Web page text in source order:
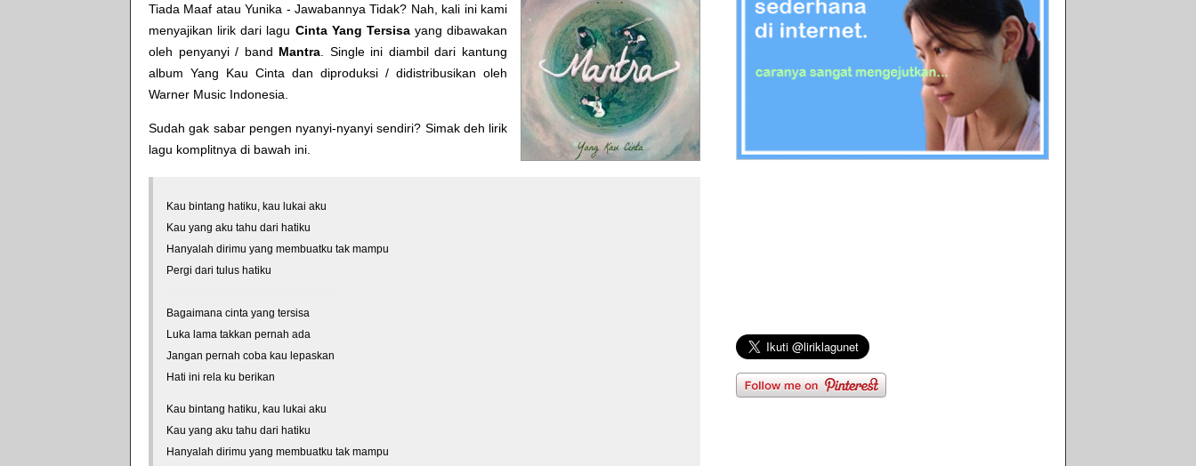
Tiada Maaf atauYunika - Jawabannya Tidak? Nah, kali ini kami
menyajikan lirik dari lagu Cinta Yang Tersisayang dibawakan
oleh penyanyi / band Mantra . Single ini diambil dari kantung
album Yang Kau Cinta dan diproduksi / didistribusikan oleh
Warner Music Indonesia
Sudah gak sabar pengen nyanyi-nyanyi sendiri? Simak deh lirik
lagu komplitnya di bawah ini.
Kau bintang hatiku, kau lukai aku
Kau yang aku tahu dari hatiku
Hanyalah dirimu yang membuatku tak mampu
Pergi dari tulus hatiku
Bagaimana cinta yang tersisa
Luka lama takkan pernah ada
Jangan pernah coba kau lepaskan
Hati ini rela ku berikan
Kau bintang hatiku, kau lukai aku
Kau yang aku tahu dari hatiku
Hanyalah dirimu yang membuatku tak mampu